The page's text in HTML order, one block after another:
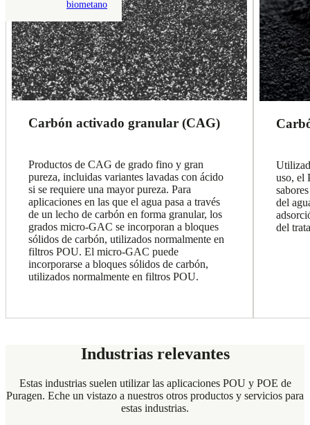
biometano
Carbón activado granular (CAG)
Productos de CAG de grado fino y gran
pureza, incluidas variantes lavadas con ácido
si se requiere una mayor pureza. Para
aplicaciones en las que el agua pasa a través
de un lecho de carbón en forma granular, los
grados micro-GAC se incorporan a bloques
sólidos de carbón, utilizados normalmente en
filtros POU. El micro-GAC puede
incorporarse a bloques sólidos de carbón,
utilizados normalmente en filtros POU.
uso, el
del
del
Industrias relevantes
Estas industrias suelen utilizar las aplicaciones POU y POE de
Puragen. Eche un vistazo a nuestros otros productos y servicios para
estas industrias.